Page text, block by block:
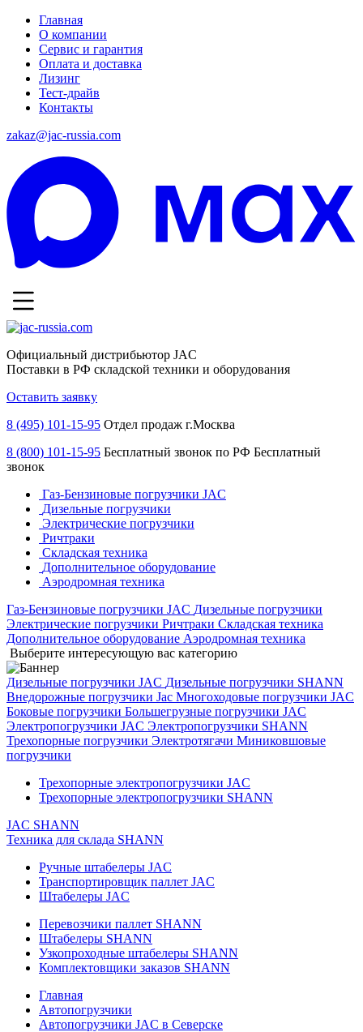
Главная
О компании
Сервис и гарантия
Оплата и доставка
Лизинг
Тест-драйв
Контакты
zakaz@jac-russia.com
Официальный дистрибьютор JAC
Поставки в РФ складской техники и оборудования
Оставить заявку
8 (495) 101-15-95 Отдел продаж г.Москва
8 (800) 101-15-95 Бесплатный звонок по РФ Бесплатный
звонок
Газ-Бензиновые погрузчики JAC
Дизельные погрузчики
Электрические погрузчики
Ричтраки
Складская техника
Дополнительное оборудование
Аэродромная техника
Газ-Бензиновые погрузчики JAC Дизельные погрузчики
Электрические погрузчики Ричтраки Складская техника
Дополнительное оборудование Аэродромная техника
Выберите интересующую вас категорию
Дизельные погрузчики JAC Дизельные погрузчики SHANN
Внедорожные погрузчики Jac Многоходовые погрузчики JAC
Боковые погрузчики Большегрузные погрузчики JAC
Электропогрузчики JAC Электропогрузчики SHANN
Трехопорные погрузчики Электротягачи Миниковшовые
погрузчики
Трехопорные электропогрузчики JAC
Трехопорные электропогрузчики SHANN
JAC SHANN
Техника для склада SHANN
Ручные штабелеры JAC
Транспортировщик паллет JAC
Штабелеры JAC
Перевозчики паллет SHANN
Штабелеры SHANN
Узкопроходные штабелеры SHANN
Комплектовщики заказов SHANN
Главная
Автопогрузчики
Автопогрузчики JAC в Северске